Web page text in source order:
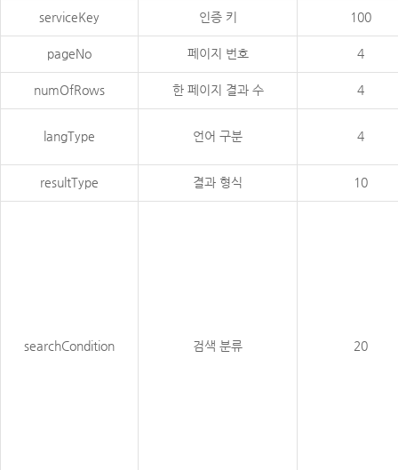
serviceKey 인증 키 100
pageNo 페이지 번호 4
numOfRows 한 페이지 결과 수 4
langType 언어 구분 4
resultType 결과 형식 10
searchCondition 검색 분류 20